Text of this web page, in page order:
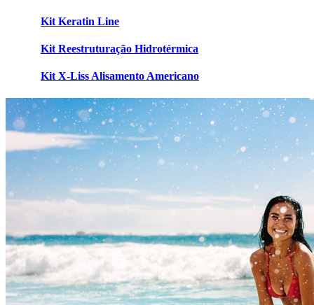
Kit Keratin Line
Kit Reestruturação Hidrotérmica
Kit X-Liss Alisamento Americano